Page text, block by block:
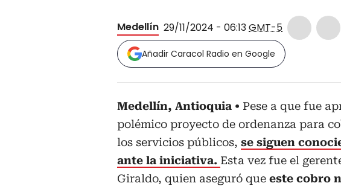
Medellín 29/11/2024 - 06:13GMT-5
Añadir Caracol Radio en Google
Medellín, Antioquia
Pese a que fue
polémico proyecto de ordenanza para
los servicios públicos, se siguen
ante la iniciativa. Esta vez fue el
Giraldo, quien aseguró que este cobro